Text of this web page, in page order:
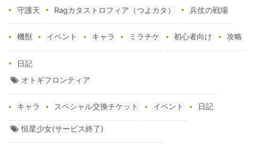
守護天 Ragカタストロフィア（つよカタ） 兵仗の戦場
機獣 イベント キャラ ミラチケ 初心者向け 攻略
日記
オトギフロンティア
キャラ スペシャル交換チケット イベント 日記
恒星少女(サービス終了)